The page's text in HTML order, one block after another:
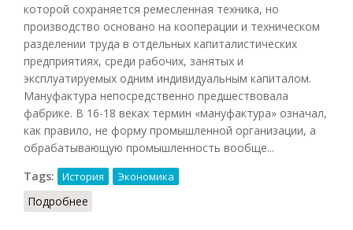
которой сохраняется ремесленная техника, но
производство основано на кооперации и техническом
разделении труда в отдельных капиталистических
предприятиях, среди рабочих, занятых и
эксплуатируемых одним индивидуальным капиталом.
Мануфактура непосредственно предшествовала
фабрике. В 16-18 веках термин «мануфактура» означал,
как правило, не форму промышленной организации, а
обрабатывающую промышленность вообще...
Tags:
История Экономика
Подробнее